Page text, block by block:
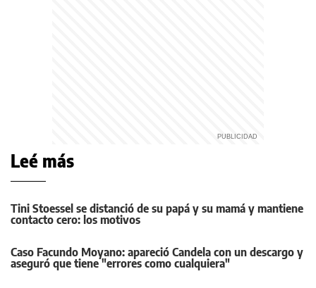
Leé más
Tini Stoessel se distanció de su papá y su mamá y mantiene
contacto cero: los motivos
Caso Facundo Moyano: apareció Candela con un descargo y
aseguró que tiene "errores como cualquiera"